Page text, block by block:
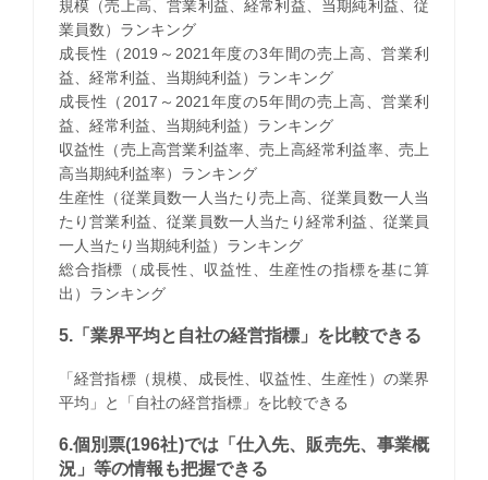
規模（売上高、営業利益、経常利益、当期純利益、従
業員数）ランキング
成長性（2019～2021年度の3年間の売上高、営業利
益、経常利益、当期純利益）ランキング
成長性（2017～2021年度の5年間の売上高、営業利
益、経常利益、当期純利益）ランキング
収益性（売上高営業利益率、売上高経常利益率、売上
高当期純利益率）ランキング
生産性（従業員数一人当たり売上高、従業員数一人当
たり営業利益、従業員数一人当たり経常利益、従業員
一人当たり当期純利益）ランキング
総合指標（成長性、収益性、生産性の指標を基に算
出）ランキング
5.「業界平均と自社の経営指標」を比較できる
「経営指標（規模、成長性、収益性、生産性）の業界
平均」と「自社の経営指標」を比較できる
6.個別票(196社)では「仕入先、販売先、事業概
況」等の情報も把握できる